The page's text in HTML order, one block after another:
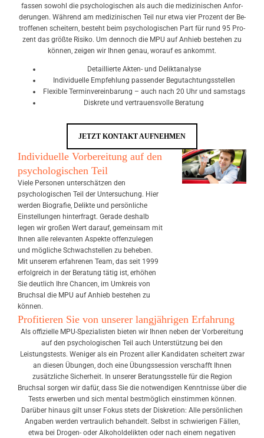
fas­sen so­wohl die psy­cho­lo­gi­schen als auch die me­di­zi­ni­schen An­for­
de­run­gen. Wäh­rend am me­di­zi­ni­schen Teil nur etwa vier Pro­zent der Be­
trof­fe­nen schei­tern, be­steht beim psy­cho­lo­gi­schen Part für rund 95 Pro­
zent das größ­te Ri­si­ko. Um den­noch die MPU auf An­hieb be­ste­hen zu
kön­nen, zei­gen wir Ihnen genau, wor­auf es an­kommt.
De­tail­lier­te Ak­ten- und De­lik­t­ana­ly­se
In­di­vi­du­el­le Emp­feh­lung pas­sen­der Be­gut­ach­tungs­stel­len
Fle­xi­ble Ter­min­ver­ein­ba­rung – auch nach 20 Uhr und sams­tags
Dis­kre­te und ver­trau­ens­vol­le Be­ra­tung
JETZT KONTAKT AUFNEHMEN
Individuelle Vorbereitung auf den
psychologischen Teil
Viele Personen unterschätzen den
psychologischen Teil der Untersuchung. Hier
werden Biografie, Delikte und persönliche
Einstellungen hinterfragt. Gerade deshalb
legen wir großen Wert darauf, gemeinsam mit
Ihnen alle relevanten Aspekte offenzulegen
und mögliche Schwachstellen zu beheben.
Mit unserem erfahrenen Team, das seit 1999
erfolgreich in der Beratung tätig ist, erhöhen
Sie deutlich Ihre Chancen, im Umkreis von
Bruchsal die MPU auf Anhieb bestehen zu
können.
Profitieren Sie von unserer langjährigen Erfahrung
Als offizielle MPU-Spezialisten bieten wir Ihnen neben der Vorbereitung
auf den psychologischen Teil auch Unterstützung bei den
Leistungstests. Weniger als ein Prozent aller Kandidaten scheitert zwar
an diesen Übungen, doch eine Übungssession verschafft Ihnen
zusätzliche Sicherheit. In unserer Beratungsstelle für die Region
Bruchsal sorgen wir dafür, dass Sie die notwendigen Kenntnisse über die
Tests erwerben und sich mental bestmöglich einstimmen können.
Darüber hinaus gilt unser Fokus stets der Diskretion: Alle persönlichen
Angaben werden vertraulich behandelt. Selbst in schwierigen Fällen,
etwa bei Drogen- oder Alkoholdelikten oder nach einem negativen